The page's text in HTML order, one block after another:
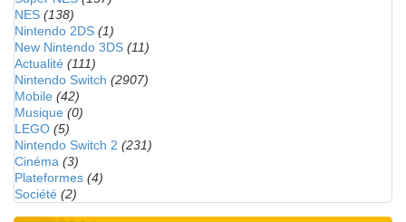
NES (138)
Nintendo 2DS (1)
New Nintendo 3DS (11)
Actualité (111)
Nintendo Switch (2907)
Mobile (42)
Musique (0)
LEGO (5)
Nintendo Switch 2 (231)
Cinéma (3)
Plateformes (4)
Société (2)